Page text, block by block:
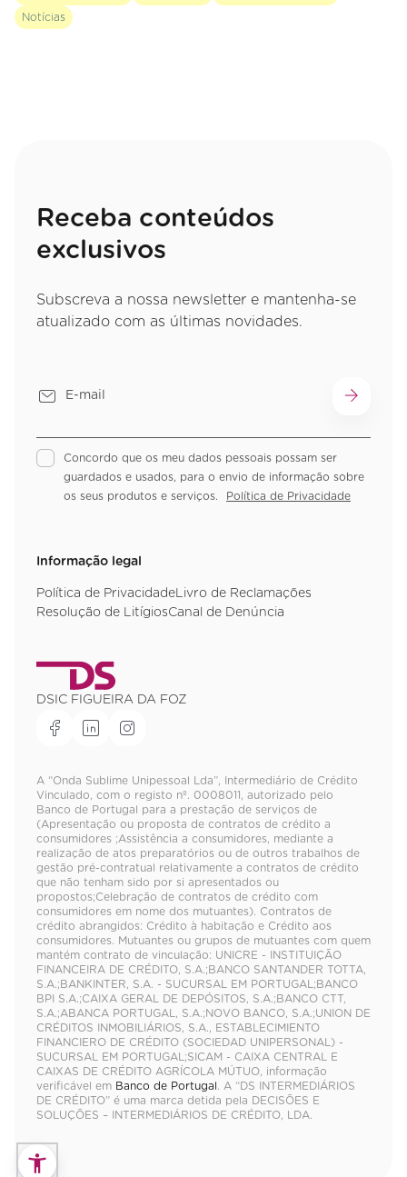
Notícias
Receba conteúdos
exclusivos
Subscreva a nossa newsletter e mantenha-se
atualizado com as últimas novidades.
Concordo que os meu dados pessoais possam ser
guardados e usados, para o envio de informação sobre
os seus produtos e serviços.
Política de Privacidade
Informação legal
Política de Privacidade Livro de Reclamações
Resolução de LitígiosCanal de Denúncia
DSIC FIGUEIRA DA FOZ
A “Onda Sublime Unipessoal Lda”, Intermediário de Crédito
Vinculado, com o registo nº. 0008011, autorizado pelo
Banco de Portugal para a prestação de serviços de
(Apresentação ou proposta de contratos de crédito a
consumidores ;Assistência a consumidores, mediante a
realização de atos preparatórios ou de outros trabalhos de
gestão pré-contratual relativamente a contratos de crédito
que não tenham sido por si apresentados ou
propostos;Celebração de contratos de crédito com
consumidores em nome dos mutuantes). Contratos de
crédito abrangidos: Crédito à habitação e Crédito aos
consumidores. Mutuantes ou grupos de mutuantes com quem
mantém contrato de vinculação: UNICRE - INSTITUIÇÃO
FINANCEIRA DE CRÉDITO, S.A.;BANCO SANTANDER TOTTA,
S.A.;BANKINTER, S.A. - SUCURSAL EM PORTUGAL;BANCO
BPI S.A.;CAIXA GERAL DE DEPÓSITOS, S.A.;BANCO CTT,
S.A.;ABANCA PORTUGAL, S.A.;NOVO BANCO, S.A.;UNION DE
CRÉDITOS INMOBILIÁRIOS, S.A., ESTABLECIMIENTO
FINANCIERO DE CRÉDITO (SOCIEDAD UNIPERSONAL) -
SUCURSAL EM PORTUGAL;SICAM - CAIXA CENTRAL E
CAIXAS DE CRÉDITO AGRÍCOLA MÚTUO, informação
verificável em Banco de Portugal. A “DS INTERMEDIÁRIOS
DE CRÉDITO” é uma marca detida pela DECISÕES E
SOLUÇÕES – INTERMEDIÁRIOS DE CRÉDITO, LDA.